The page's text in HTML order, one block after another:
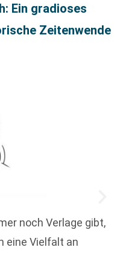
Ein gradioses
Zeitenwende
noch Verlage gibt,
eine Vielfalt an